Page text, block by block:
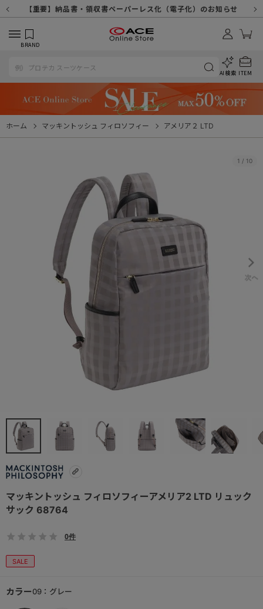
【重要】令和８年熊本地震に伴う配送への影響について
【重要】納品書・領収書ペーパーレス化（電子化）のお知らせ
【重要】天候不良や交通状況・物量増等に伴う配送への影響について
【重要】悪質な詐欺サイトにご注意ください
【重要】各種メールが届かない場合に関しまして
【重要】お問い合わせのご対応に関しまして
【重要】SNSのなりすまし詐欺にご注意ください
BRAND
AI検索 ITEM
ホーム マッキントッシュ フィロソフィー アメリア２ LTD
1 / 10
マッキントッシュ フィロソフィーアメリア2 LTD リュック
サック 68764
0件
SALE
カラー09：グレー